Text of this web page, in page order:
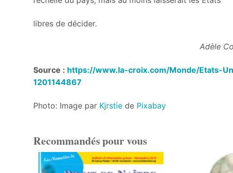
libres de décider.
Adèle
Source : https://www.la-croix.com/Monde/Etats-
1201144867
Photo: Image par Kjrstie de Pixabay
Recommandés pour vous